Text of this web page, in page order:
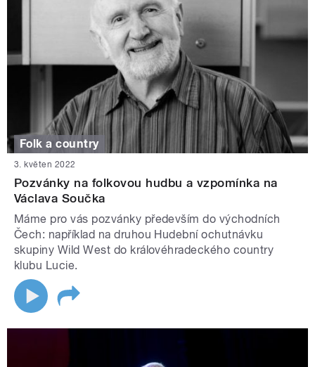
Folk a country
3. květen 2022
Pozvánky na folkovou hudbu a vzpomínka na
Václava Součka
Máme pro vás pozvánky především do východních
Čech: například na druhou Hudební ochutnávku
skupiny Wild West do královéhradeckého country
klubu Lucie.